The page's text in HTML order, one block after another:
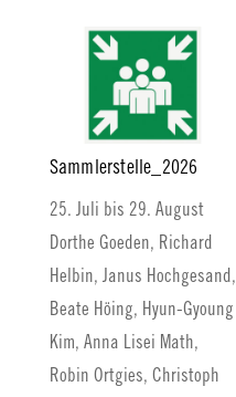
Sammlerstelle_2026
25. Juli bis 29. August
Dorthe Goeden, Richard
Helbin, Janus Hochgesand,
Beate Höing, Hyun-Gyoung
Kim, Anna Lisei Math,
Robin Ortgies, Christoph